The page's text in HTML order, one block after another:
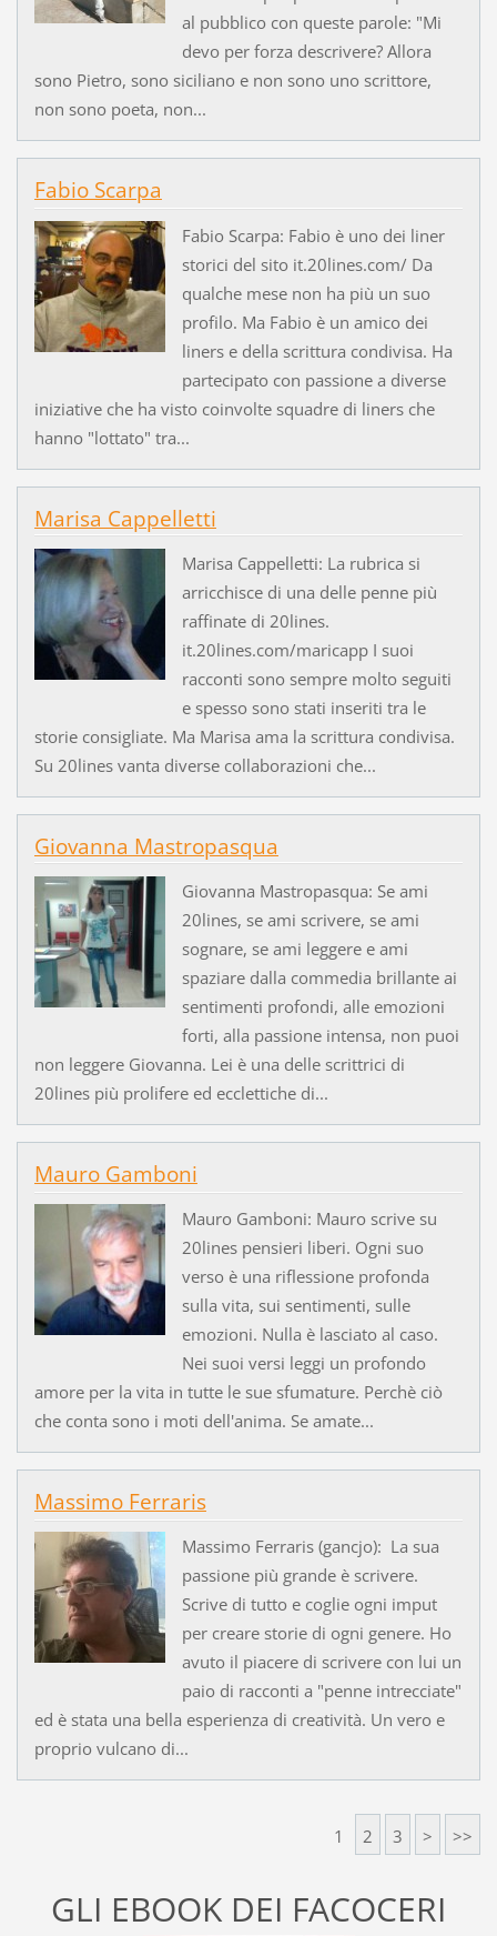
al pubblico con queste parole: "Mi
devo per forza descrivere? Allora
sono Pietro, sono siciliano e non sono uno scrittore,
non sono poeta, non...
Fabio Scarpa
Fabio Scarpa: Fabio è uno dei liner
storici del sito it.20lines.com/ Da
qualche mese non ha più un suo
profilo. Ma Fabio è un amico dei
liners e della scrittura condivisa. Ha
partecipato con passione a diverse
iniziative che ha visto coinvolte squadre di liners che
hanno "lottato" tra...
Marisa Cappelletti
Marisa Cappelletti: La rubrica si
arricchisce di una delle penne più
raffinate di 20lines.
it.20lines.com/maricapp I suoi
racconti sono sempre molto seguiti
e spesso sono stati inseriti tra le
storie consigliate. Ma Marisa ama la scrittura condivisa.
Su 20lines vanta diverse collaborazioni che...
Giovanna Mastropasqua
Giovanna Mastropasqua: Se ami
20lines, se ami scrivere, se ami
sognare, se ami leggere e ami
spaziare dalla commedia brillante ai
sentimenti profondi, alle emozioni
forti, alla passione intensa, non puoi
non leggere Giovanna. Lei è una delle scrittrici di
20lines più prolifere ed ecclettiche di...
Mauro Gamboni
Mauro Gamboni: Mauro scrive su
20lines pensieri liberi. Ogni suo
verso è una riflessione profonda
sulla vita, sui sentimenti, sulle
emozioni. Nulla è lasciato al caso.
Nei suoi versi leggi un profondo
amore per la vita in tutte le sue sfumature. Perchè ciò
che conta sono i moti dell'anima. Se amate...
Massimo Ferraris
Massimo Ferraris (gancjo): La sua
passione più grande è scrivere.
Scrive di tutto e coglie ogni imput
per creare storie di ogni genere. Ho
avuto il piacere di scrivere con lui un
paio di racconti a "penne intrecciate"
ed è stata una bella esperienza di creatività. Un vero e
proprio vulcano di...
1 2 3 > >>
GLI EBOOK DEI FACOCERI